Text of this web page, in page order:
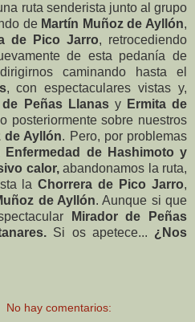
ruta senderista junto al grupo
de Martín Muñoz de Ayllón,
de Pico Jarro, retrocediendo
de esta pedanía de
caminando hasta el
, con espectaculares vistas y,
de Peñas Llanasy Ermita de
posteriormente sobre nuestros
de Ayllón. Pero, por problemas
Enfermedad de Hashimoto y
calor,abandonamos la ruta,
laChorrera de Pico Jarro,
de Ayllón. Aunque si que
Mirador de Peñas
Si os apetece... ¿Nos
No hay comentarios: